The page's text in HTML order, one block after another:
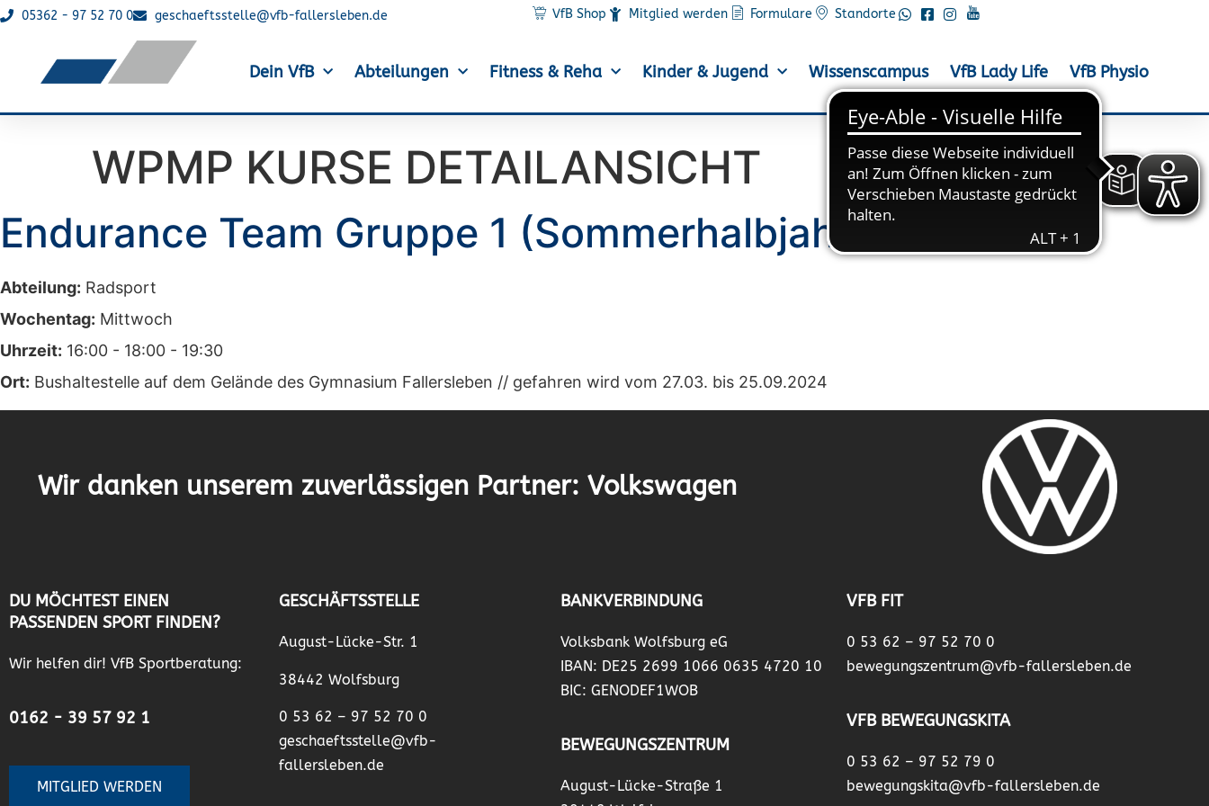
05362 - 97 52 70 0 geschaeftsstelle@vfb-fallersleben.de VfB Shop Mitglied werden Formulare Standorte
Dein VfB Abteilungen Fitness & Reha Kinder & Jugend Wissenscampus VfB Lady Life VfB Physio
WPMP KURSE DETAILANSICHT
Endurance Team Gruppe 1 (Sommerhalbjahr / Rennrad)
Abteilung: Radsport
Wochentag: Mittwoch
Uhrzeit: 16:00 - 18:00 - 19:30
Ort: Bushaltestelle auf dem Gelände des Gymnasium Fallersleben // gefahren wird vom 27.03. bis 25.09.2024
Wir danken unserem zuverlässigen Partner: Volkswagen
DU MÖCHTEST EINEN
PASSENDEN SPORT FINDEN?
Wir helfen dir! VfB Sportberatung:
0162 - 39 57 92 1
MITGLIED WERDEN
GESCHÄFTSSTELLE
August-Lücke-Str. 1
38442 Wolfsburg
0 53 62 – 97 52 70 0
geschaeftsstelle@vfb-
fallersleben.de
BANKVERBINDUNG
Volksbank Wolfsburg eG
IBAN: DE25 2699 1066 0635 4720 10
BIC: GENODEF1WOB
BEWEGUNGSZENTRUM
August-Lücke-Straße 1
VFB FIT
0 53 62 – 97 52 70 0
bewegungszentrum@vfb-fallersleben.de
VFB BEWEGUNGSKITA
0 53 62 – 97 52 79 0
bewegungskita@vfb-fallersleben.de